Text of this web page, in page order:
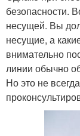
безопасности.
несущей. Вы
несущие, а
внимательно
линии обычно
Но это не